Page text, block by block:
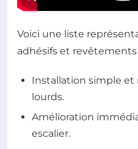
Voici une liste
adhésifs et
Installation simple et
lourds.
Amélioration
escalier.